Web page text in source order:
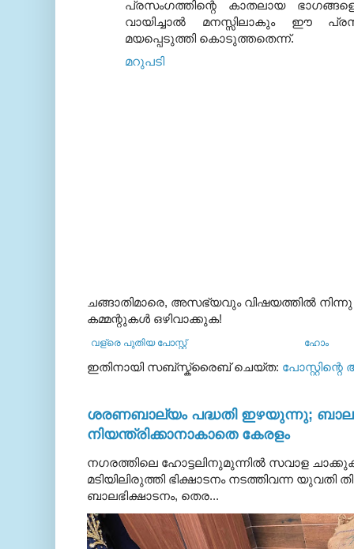
പ്രസംഗത്തിന്റെ കാതലായ
വായിച്ചാല്‍ മനസ്സിലാകും ഈ
മയപ്പെടുത്തി കൊടുത്തതെന്ന്.
മറുപടി
ചങ്ങാതിമാരെ, അസഭ്യവും വിഷയത്തില്‍ നിന്നു
കമ്മന്റുകള്‍ ഒഴിവാക്കുക!
വള്രെ പുതിയ പോസ്റ്റ് ഹോം
ഇതിനായി സബ്‌സ്ക്രൈബ് ചെയ്ത:
ശരണബാല്യം പദ്ധതി ഇഴയുന്നു;
നിയന്ത്രിക്കാനാകാതെ കേരളം
നഗരത്തിലെ ഹോട്ടലിനുമുന്നിൽ സവാള
മടിയിലിരുത്തി ഭിക്ഷാടനം നടത്തിവന്ന
ബാലഭിക്ഷാടനം, തെര...